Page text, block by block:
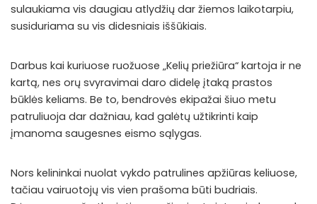
sulaukiama vis daugiau atlydžių dar žiemos laikotarpiu,
susiduriama su vis didesniais iššūkiais.
Darbus kai kuriuose ruožuose „Kelių priežiūra“ kartoja ir ne
kartą, nes orų svyravimai daro didelę įtaką prastos
būklės keliams. Be to, bendrovės ekipažai šiuo metu
patruliuoja dar dažniau, kad galėtų užtikrinti kaip
įmanoma saugesnes eismo sąlygas.
Nors kelininkai nuolat vykdo patrulines apžiūras keliuose,
tačiau vairuotojų vis vien prašoma būti budriais.